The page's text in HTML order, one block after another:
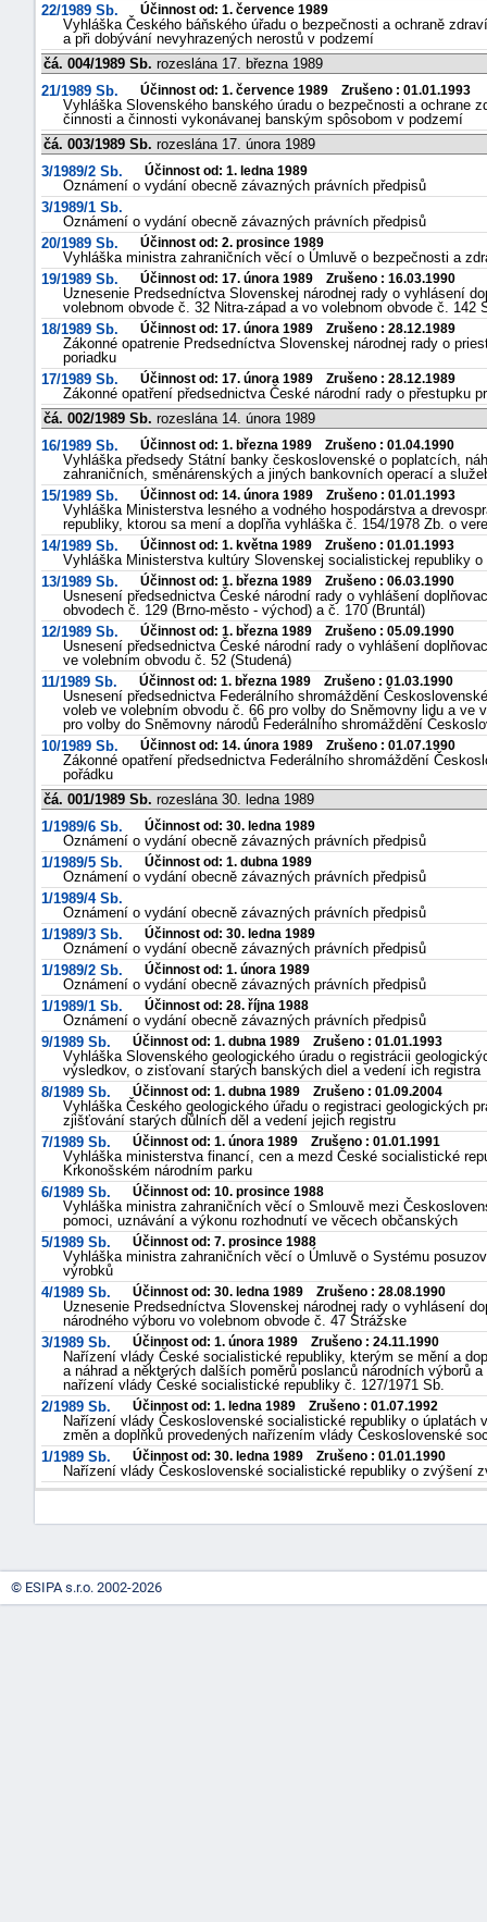
22/1989 Sb.
Účinnost od: 1. července 1989
Vyhláška Českého báňského úřadu o bezpečnosti a ochraně
a při dobývání nevyhrazených nerostů v podzemí
čá. 004/1989 Sb. rozeslána 17. března 1989
21/1989 Sb.
Účinnost od: 1. července 1989 Zrušeno : 01.01.1993
Vyhláška Slovenského banského úradu o bezpečnosti a ochrane
činnosti a činnosti vykonávanej banským spôsobom v podzemí
čá. 003/1989 Sb. rozeslána 17. února 1989
3/1989/2 Sb.
Účinnost od: 1. ledna 1989
Oznámení o vydání obecně závazných právních předpisů
3/1989/1 Sb.
Oznámení o vydání obecně závazných právních předpisů
20/1989 Sb.
Účinnost od: 2. prosince 1989
Vyhláška ministra zahraničních věcí o Úmluvě o bezpečnosti a
19/1989 Sb.
Účinnost od: 17. února 1989 Zrušeno : 16.03.1990
Uznesenie Predsedníctva Slovenskej národnej rady o vyhlásení
volebnom obvode č. 32 Nitra-západ a vo volebnom obvode č. 142
18/1989 Sb.
Účinnost od: 17. února 1989 Zrušeno : 28.12.1989
Zákonné opatrenie Predsedníctva Slovenskej národnej rady o
poriadku
17/1989 Sb.
Účinnost od: 17. února 1989 Zrušeno : 28.12.1989
Zákonné opatření předsednictva České národní rady o přestupku
čá. 002/1989 Sb. rozeslána 14. února 1989
16/1989 Sb.
Účinnost od: 1. března 1989 Zrušeno : 01.04.1990
Vyhláška předsedy Státní banky československé o poplatcích,
zahraničních, směnárenských a jiných bankovních operací a
15/1989 Sb.
Účinnost od: 14. února 1989 Zrušeno : 01.01.1993
Vyhláška Ministerstva lesného a vodného hospodárstva a
republiky, ktorou sa mení a dopľňa vyhláška č. 154/1978 Zb. o
14/1989 Sb.
Účinnost od: 1. května 1989 Zrušeno : 01.01.1993
Vyhláška Ministerstva kultúry Slovenskej socialistickej republiky
13/1989 Sb.
Účinnost od: 1. března 1989 Zrušeno : 06.03.1990
Usnesení předsednictva České národní rady o vyhlášení
obvodech č. 129 (Brno-město - východ) a č. 170 (Bruntál)
12/1989 Sb.
Účinnost od: 1. března 1989 Zrušeno : 05.09.1990
Usnesení předsednictva České národní rady o vyhlášení
ve volebním obvodu č. 52 (Studená)
11/1989 Sb.
Účinnost od: 1. března 1989 Zrušeno : 01.03.1990
Usnesení předsednictva Federálního shromáždění
voleb ve volebním obvodu č. 66 pro volby do Sněmovny lidu a ve
pro volby do Sněmovny národů Federálního shromáždění
10/1989 Sb.
Účinnost od: 14. února 1989 Zrušeno : 01.07.1990
Zákonné opatření předsednictva Federálního shromáždění
pořádku
čá. 001/1989 Sb. rozeslána 30. ledna 1989
1/1989/6 Sb.
Účinnost od: 30. ledna 1989
Oznámení o vydání obecně závazných právních předpisů
1/1989/5 Sb.
Účinnost od: 1. dubna 1989
Oznámení o vydání obecně závazných právních předpisů
1/1989/4 Sb.
Oznámení o vydání obecně závazných právních předpisů
1/1989/3 Sb.
Účinnost od: 30. ledna 1989
Oznámení o vydání obecně závazných právních předpisů
1/1989/2 Sb.
Účinnost od: 1. února 1989
Oznámení o vydání obecně závazných právních předpisů
1/1989/1 Sb.
Účinnost od: 28. října 1988
Oznámení o vydání obecně závazných právních předpisů
9/1989 Sb.
Účinnost od: 1. dubna 1989 Zrušeno : 01.01.1993
Vyhláška Slovenského geologického úradu o registrácii
výsledkov, o zisťovaní starých banských diel a vedení ich registra
8/1989 Sb.
Účinnost od: 1. dubna 1989 Zrušeno : 01.09.2004
Vyhláška Českého geologického úřadu o registraci geologických
zjišťování starých důlních děl a vedení jejich registru
7/1989 Sb.
Účinnost od: 1. února 1989 Zrušeno : 01.01.1991
Vyhláška ministerstva financí, cen a mezd České socialistické
Krkonošském národním parku
6/1989 Sb.
Účinnost od: 10. prosince 1988
Vyhláška ministra zahraničních věcí o Smlouvě mezi
pomoci, uznávání a výkonu rozhodnutí ve věcech občanských
5/1989 Sb.
Účinnost od: 7. prosince 1988
Vyhláška ministra zahraničních věcí o Úmluvě o Systému
výrobků
4/1989 Sb.
Účinnost od: 30. ledna 1989 Zrušeno : 28.08.1990
Uznesenie Predsedníctva Slovenskej národnej rady o vyhlásení
národného výboru vo volebnom obvode č. 47 Strážske
3/1989 Sb.
Účinnost od: 1. února 1989 Zrušeno : 24.11.1990
Nařízení vlády České socialistické republiky, kterým se mění a
a náhrad a některých dalších poměrů poslanců národních výborů
nařízení vlády České socialistické republiky č. 127/1971 Sb.
2/1989 Sb.
Účinnost od: 1. ledna 1989 Zrušeno : 01.07.1992
Nařízení vlády Československé socialistické republiky o
změn a doplňků provedených nařízením vlády Československé
1/1989 Sb.
Účinnost od: 30. ledna 1989 Zrušeno : 01.01.1990
Nařízení vlády Československé socialistické republiky o zvýšení
© ESIPA s.r.o. 2002-2026